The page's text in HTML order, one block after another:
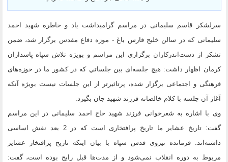
سرلشکر قاسم سلیمانی در مراسم گرامیداشت یاد و خاطره شهید احمد
سلیمانی که در سالن خلیج فارس باغ - موزه دفاع مقدس برگزار شد، ضمن
تشکر از دست‌اندرکاران برگزاری این مراسم و بویژه تلاش سپاه پاسداران
کرمان اظهار داشت: هیچ جلسه‌ای بین جلساتي که در کشور ما در حوزه‌های
فرهنگی و اجتماعی برگزار شده، پرتاثیرتر از این جلسات نیست بویژه آنکه
آغاز آن جلسه با کلام خالصانه فرزند شهید جان بگیرد.
وی با اشاره به شعرخوانی فرزند شهید حاج احمد سلیمانی در این مراسم
گفت: تاریخ عشایر ما تاریخ پرافتخاری است که در 2 بعد نقش اساسی
داشته‌اند. فرمانده نیروی قدس سپاه با بیان اینکه تاریخ پرافتخار عشایر
مربوط به دوره انقلاب نمی‌شود و از مدت‌ها قبل رایج بوده است، گفت: